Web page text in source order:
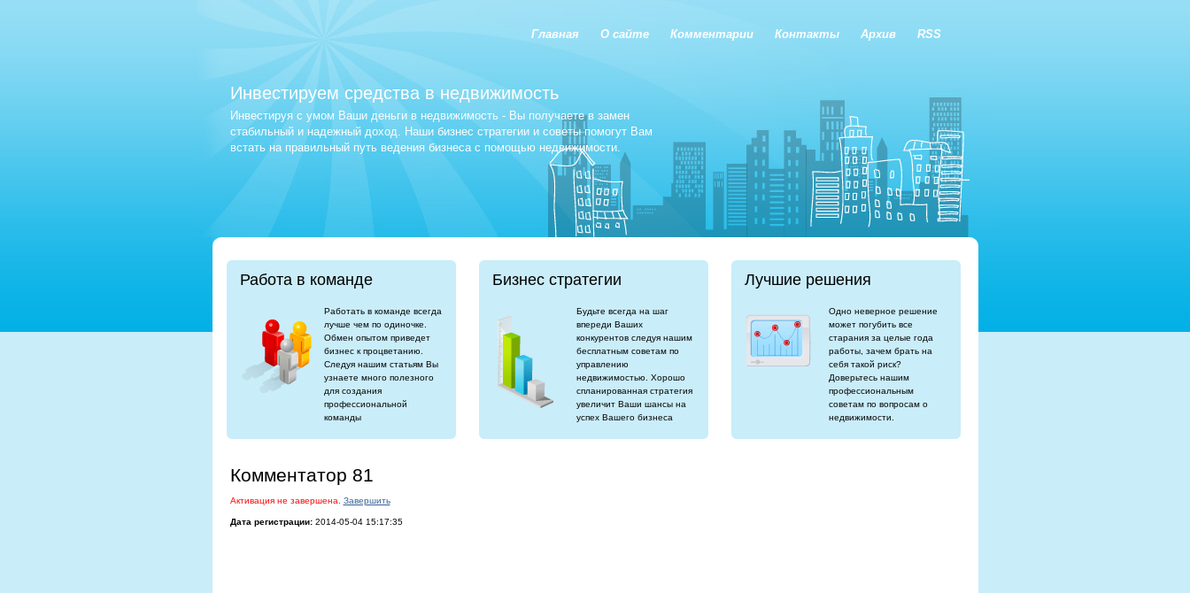
Главная О сайте Комментарии Контакты Архив RSS
Инвестируем средства в недвижимость
Инвестируя с умом Ваши деньги в недвижимость - Вы получаете в замен
стабильный и надежный доход. Наши бизнес стратегии и советы помогут Вам
встать на правильный путь ведения бизнеса с помощью недвижимости.
Работа в команде
Работать в команде всегда
лучше чем по одиночке.
Обмен опытом приведет
бизнес к процветанию.
Следуя нашим статьям Вы
узнаете много полезного
для создания
профессиональной
команды
Бизнес стратегии
Будьте всегда на шаг
впереди Ваших
конкурентов следуя нашим
бесплатным советам по
управлению
недвижимостью. Хорошо
спланированная стратегия
увеличит Ваши шансы на
успех Вашего бизнеса
Лучшие решения
Одно неверное решение
может погубить все
старания за целые года
работы, зачем брать на
себя такой риск?
Доверьтесь нашим
профессиональным
советам по вопросам о
недвижимости.
Комментатор 81
Активация не завершена. Завершить
Дата регистрации:2014-05-04 15:17:35